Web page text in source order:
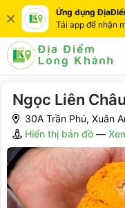
Ứng dụng
Tải app để nhận
Ngọc Liên
30A Trần Phú, Xuân
Hiển thị bản đồ —